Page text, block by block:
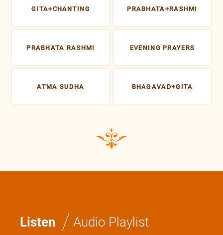
GITA+CHANTING PRABHATA+RASHMI
PRABHATA RASHMI EVENING PRAYERS
ATMA SUDHA BHAGAVAD+GITA
Listen / Audio Playlist